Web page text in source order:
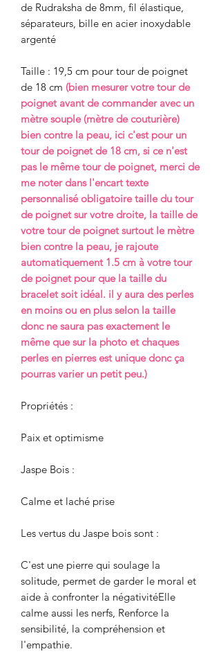
de Rudraksha de 8mm, fil élastique,
séparateurs, bille en acier inoxydable
argenté
Taille : 19,5 cm pour tour de poignet
de 18 cm (bien mesurer votre tour de
poignet avant de commander avec un
mètre souple (mètre de couturière)
bien contre la peau, ici c'est pour un
tour de poignet de 18 cm, si ce n'est
pas le même tour de poignet, merci de
me noter dans l'encart texte
personnalisé obligatoire taille du tour
de poignet sur votre droite, la taille de
votre tour de poignet surtout le mètre
bien contre la peau, je rajoute
automatiquement 1.5 cm à votre tour
de poignet pour que la taille du
bracelet soit idéal. il y aura des perles
en moins ou en plus selon la taille
donc ne saura pas exactement le
même que sur la photo et chaques
perles en pierres est unique donc ça
pourras varier un petit peu.)
Propriétés :
Paix et optimisme
Jaspe Bois :
Calme et laché prise
Les vertus du Jaspe bois sont :
C'est une pierre qui soulage la
solitude, permet de garder le moral et
aide à confronter la négativitéElle
calme aussi les nerfs, Renforce la
sensibilité, la compréhension et
l'empathie.